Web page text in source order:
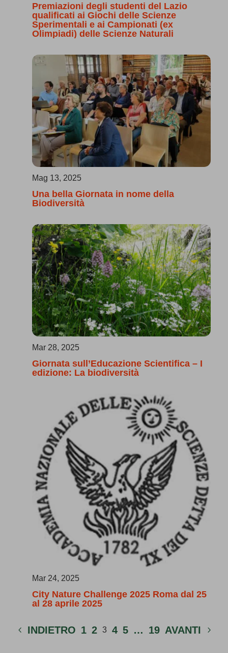
Premiazioni degli studenti del Lazio
qualificati ai Giochi delle Scienze
Sperimentali e ai Campionati (ex
Olimpiadi) delle Scienze Naturali
Mag 13, 2025
Una bella Giornata in nome della
Biodiversità
Mar 28, 2025
Giornata sull’Educazione Scientifica – I
edizione: La biodiversità
Mar 24, 2025
City Nature Challenge 2025 Roma dal 25
al 28 aprile 2025
INDIETRO 1 2 3 4 5 … 19 AVANTI